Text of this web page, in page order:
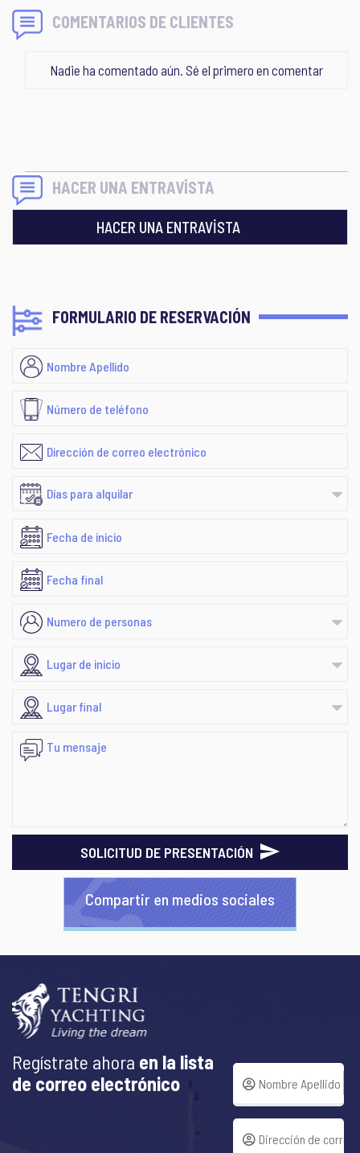
COMENTARIOS DE CLIENTES
Nadie ha comentado aún. Sé el primero en comentar
HACER UNA ENTRAVİSTA
HACER UNA ENTRAVİSTA
FORMULARIO DE RESERVACIÓN
SOLICITUD DE PRESENTACIÓN
Compartir en medios sociales
Regístrate ahora en la lista
de correo electrónico